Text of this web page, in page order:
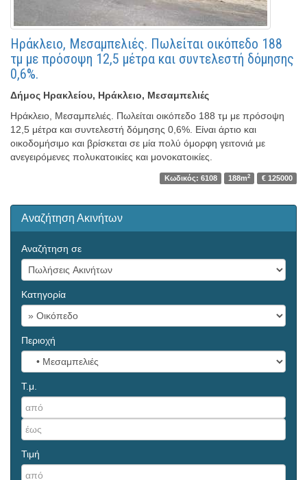
Ηράκλειο, Μεσαμπελιές. Πωλείται οικόπεδο 188
τμ με πρόσοψη 12,5 μέτρα και συντελεστή δόμησης
0,6%.
Δήμος Ηρακλείου, Ηράκλειο, Μεσαμπελιές
Ηράκλειο, Μεσαμπελιές. Πωλείται οικόπεδο 188 τμ με πρόσοψη
12,5 μέτρα και συντελεστή δόμησης 0,6%. Είναι άρτιο και
οικοδομήσιμο και βρίσκεται σε μία πολύ όμορφη γειτονιά με
ανεγειρόμενες πολυκατοικίες και μονοκατοικίες.
Κωδικός: 6108 188m2 € 125000
Αναζήτηση Ακινήτων
Αναζήτηση σε
Κατηγορία
Περιοχή
Τ.μ.
Τιμή